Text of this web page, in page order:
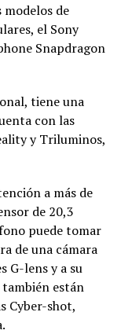
de
el Sony
Snapdragon
tiene una
con las
y Triluminos,
a más de
de 20,3
puede tomar
de una cámara
G-lens y a su
están
Cyber-shot,